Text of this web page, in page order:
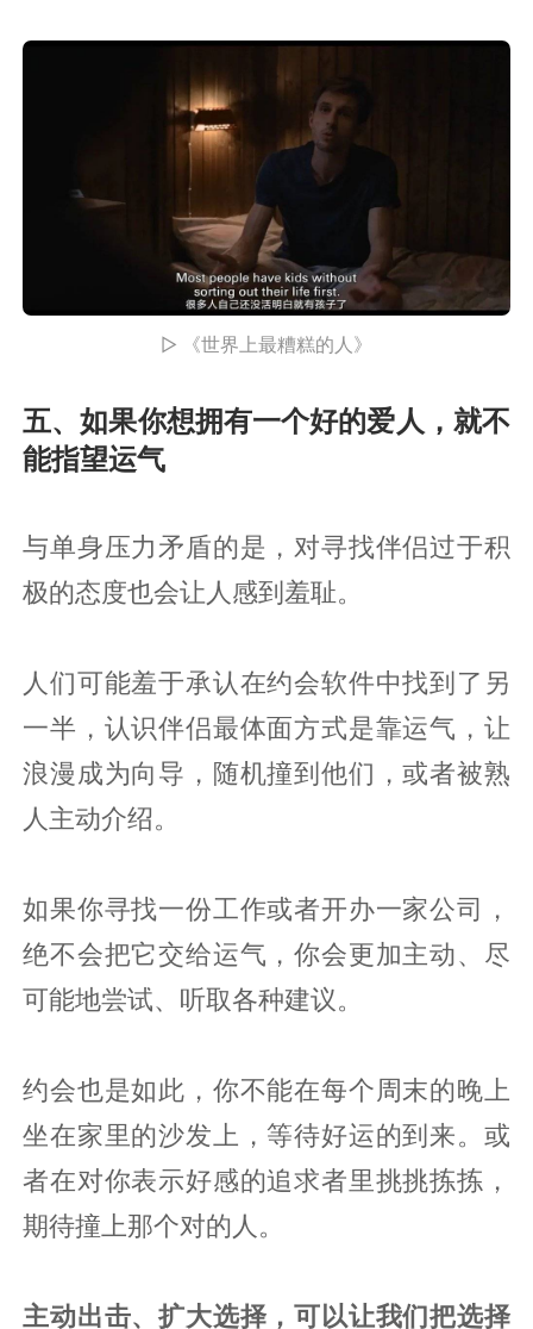
▷ 《世界上最糟糕的人》
五、如果你想拥有一个好的爱人，就不
能指望运气
与单身压力矛盾的是，对寻找伴侣过于积
极的态度也会让人感到羞耻。
人们可能羞于承认在约会软件中找到了另
一半，认识伴侣最体面方式是靠运气，让
浪漫成为向导，随机撞到他们，或者被熟
人主动介绍。
如果你寻找一份工作或者开办一家公司，
绝不会把它交给运气，你会更加主动、尽
可能地尝试、听取各种建议。
约会也是如此，你不能在每个周末的晚上
坐在家里的沙发上，等待好运的到来。或
者在对你表示好感的追求者里挑挑拣拣，
期待撞上那个对的人。
主动出击、扩大选择，可以让我们把选择